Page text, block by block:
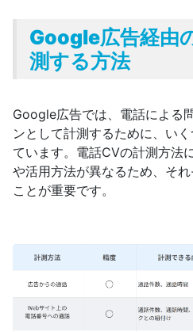
Google広告経由
測する方法
Google広告では、電話による
ンとして計測するために、い
ています。電話CVの計測方法
や活用方法が異なるため、そ
ことが重要です。